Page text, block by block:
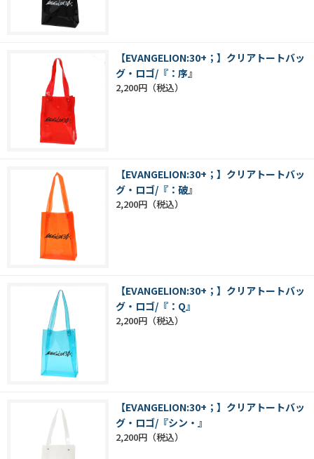
【EVANGELION:30+；】クリアトートバッ
グ・ロゴ/『：序』
2,200円
【EVANGELION:30+；】クリアトートバッ
グ・ロゴ/『：破』
2,200円
【EVANGELION:30+；】クリアトートバッ
グ・ロゴ/『：Q』
2,200円
【EVANGELION:30+；】クリアトートバッ
グ・ロゴ/『シン・』
2,200円